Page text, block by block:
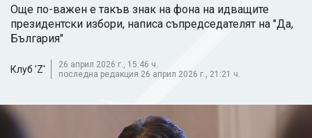
Още по-важен е такъв знак на фона на идващите
президентски избори, написа съпредседателят на "Да,
България"
Клуб 'Z'
26 април 2026 г., 15:46 ч.
последна редакция 26 април 2026 г., 21:21 ч.